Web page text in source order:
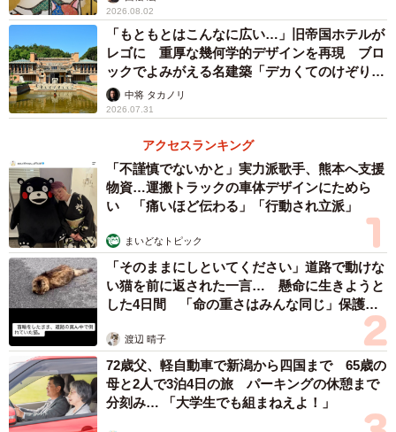
「ゴーギャン（ゴーガン）ぽくないゴーギャンがありま
すね」。ゴーガンはタヒチなどに取材した、明るい色彩の
絵が思い浮かぶが、「水辺の柳、ポン＝タヴェン」はフラ
ンス・ブルターニュ地方の村を描いている。強い風が吹い
片桐さんが初めて美術展に行ったのは、小学6年のときだ
という。ゴッホの展示だった。「1枚の絵を100人くらい
が、ぎゅうぎゅうになって見ていました。父親に前に行け
と、ぐいぐい押されてました」。
地元の子に…
建築に携わる父親の影響もあって、中学生からは絵画を
習い出す。「高校の美術部で、千葉県に写生旅行に行きま
した。地元の女の子に『お父さん、見て。すごい下手』っ
て言われました。あれは衝撃でした」
2026.08.02
「もともとはこんなに広い…」旧帝国ホテルが
レゴに 重厚な幾何学的デザインを再現 ブロ
ックでよみがえる名建築「デカくてのけぞりま
した」中将 タカノリ
2026.07.31
アクセスランキング
「不謹慎でないかと」実力派歌手、熊本へ支援
物資…運搬トラックの車体デザインにためら
い 「痛いほど伝わる」「行動され立派」
まいどなトピック
「そのままにしといてください」道路で動けな
い猫を前に返された一言… 懸命に生きようと
した4日間 「命の重さはみんな同じ」保護団
渡辺 晴子
72歳父、軽自動車で新潟から四国まで 65歳の
母と2人で3泊4日の旅 パーキングの休憩まで
分刻み… 「大学生でも組まねえよ！」